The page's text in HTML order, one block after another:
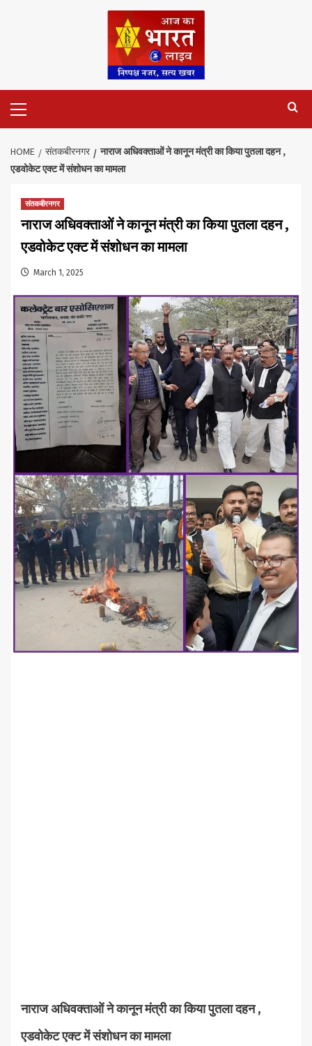
Menu
HOME संतकबीरनगर
नाराज अधिवक्ताओं ने कानून मंत्री का किया पुतला दहन ,
एडवोकेट एक्ट में संशोधन का मामला
संतकबीरनगर
नाराज अधिवक्ताओं ने कानून मंत्री का किया पुतला दहन ,
एडवोकेट एक्ट में संशोधन का मामला
March 1, 2025
नाराज अधिवक्ताओं ने कानून मंत्री का किया पुतला दहन ,
एडवोकेट एक्ट में संशोधन का मामला